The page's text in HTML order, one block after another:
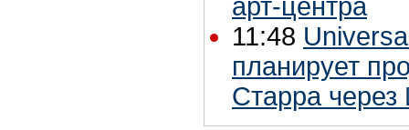
арт-центра
11:48
планирует
Старра через